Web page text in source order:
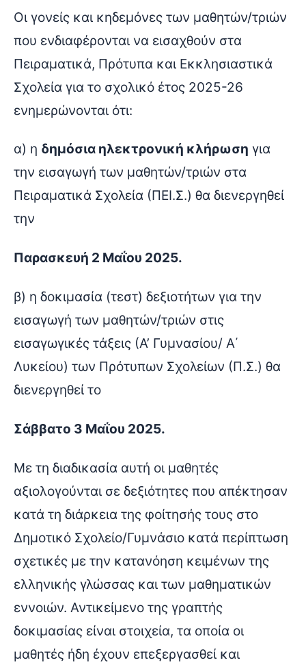
Οι γονείς και κηδεμόνες των μαθητών/τριών
που ενδιαφέρονται να εισαχθούν στα
Πειραματικά, Πρότυπα και Εκκλησιαστικά
Σχολεία για το σχολικό έτος 2025-26
ενημερώνονται ότι:
α) η δημόσια ηλεκτρονική κλήρωση για
την εισαγωγή των μαθητών/τριών στα
Πειραματικά Σχολεία (ΠΕΙ.Σ.) θα διενεργηθεί
την
Παρασκευή 2 Μαΐου 2025.
β) η δοκιμασία (τεστ) δεξιοτήτων για την
εισαγωγή των μαθητών/τριών στις
εισαγωγικές τάξεις (Α’ Γυμνασίου/ Α΄
Λυκείου) των Πρότυπων Σχολείων (Π.Σ.) θα
διενεργηθεί το
Σάββατο 3 Μαΐου 2025.
Με τη διαδικασία αυτή οι μαθητές
αξιολογούνται σε δεξιότητες που απέκτησαν
κατά τη διάρκεια της φοίτησής τους στο
Δημοτικό Σχολείο/Γυμνάσιο κατά περίπτωση
σχετικές με την κατανόηση κειμένων της
ελληνικής γλώσσας και των μαθηματικών
εννοιών. Αντικείμενο της γραπτής
δοκιμασίας είναι στοιχεία, τα οποία οι
μαθητές ήδη έχουν επεξεργασθεί και